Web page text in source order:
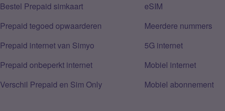
Bestel Prepaid simkaart
Prepaid tegoed opwaarderen
Prepaid internet van Simyo
Prepaid onbeperkt internet
Verschil Prepaid en Sim Only
eSIM
Meerdere nummers
5G internet
Mobiel internet
Mobiel abonnement